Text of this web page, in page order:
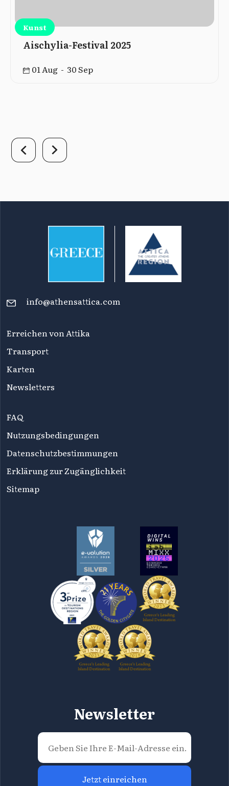
Kunst
Aischylia-Festival 2025
01 Aug - 30 Sep
info@athensattica.com
Erreichen von Attika
Transport
Karten
Newsletters
FAQ
Nutzungsbedingungen
Datenschutzbestimmungen
Erklärung zur Zugänglichkeit
Sitemap
Newsletter
Jetzt einreichen